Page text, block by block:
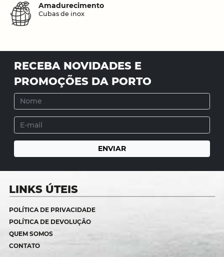
Amadurecimento
Cubas de inox
RECEBA NOVIDADES E
PROMOÇÕES DA PORTO
LINKS ÚTEIS
POLÍTICA DE PRIVACIDADE
POLÍTICA DE DEVOLUÇÃO
QUEM SOMOS
CONTATO